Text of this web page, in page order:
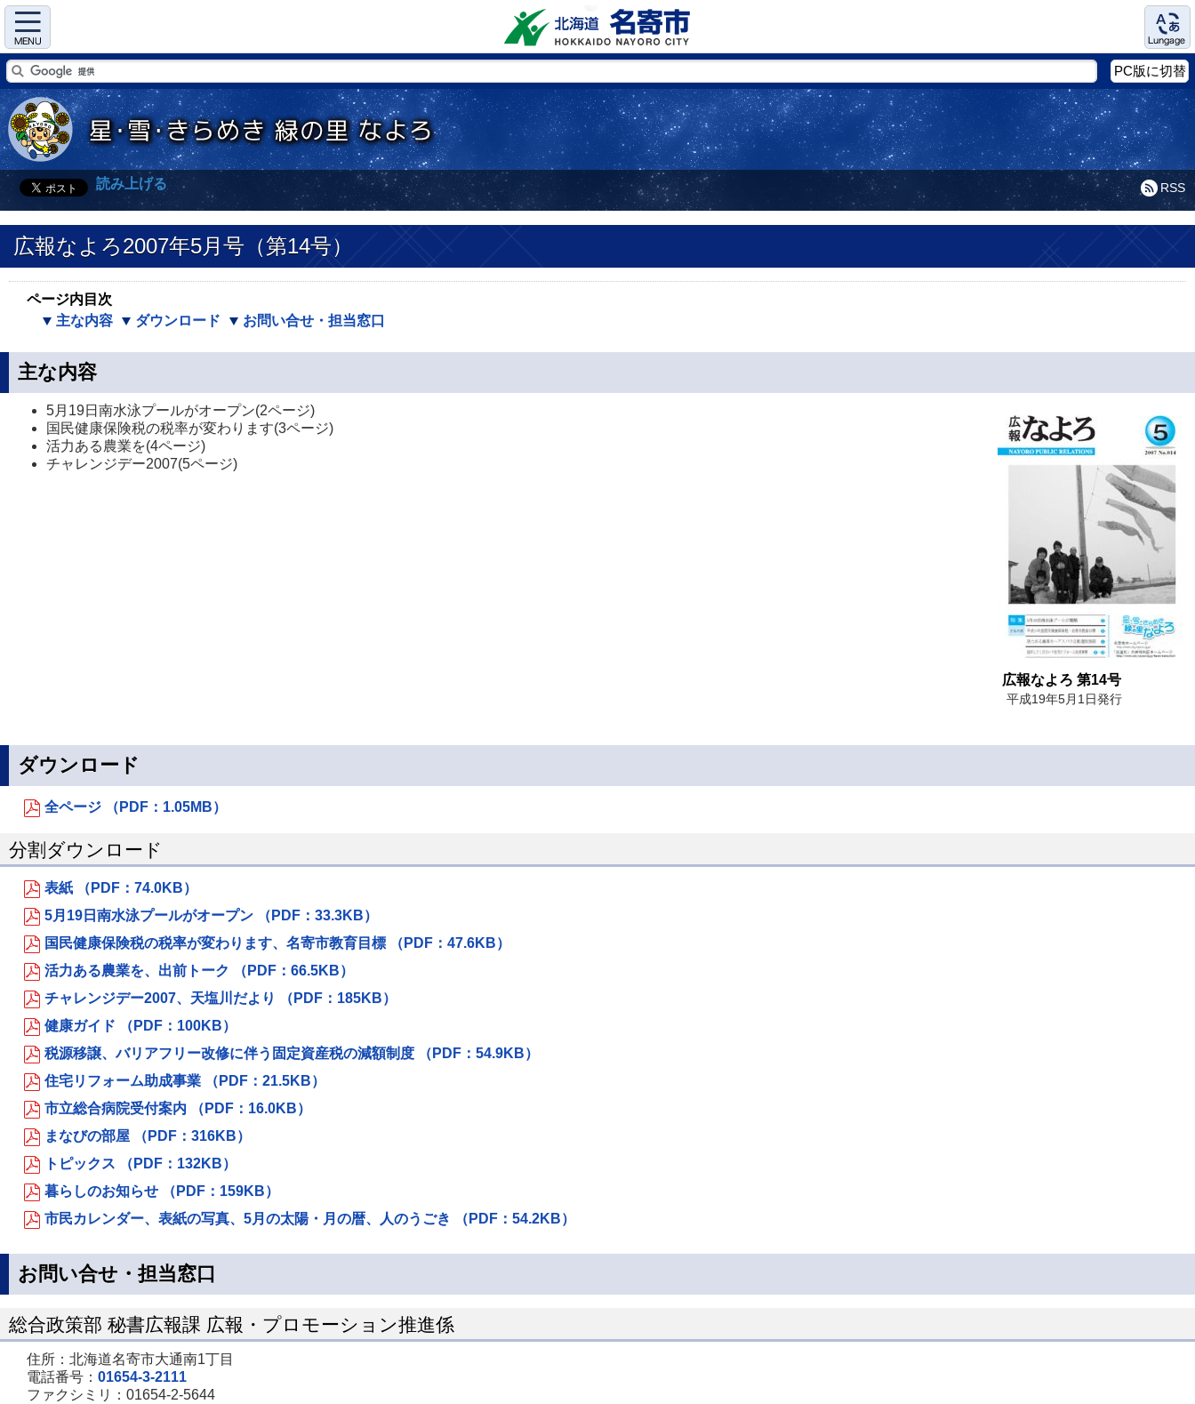
Menu Language
PC版に切替
RSS
読み上げる
広報なよろ2007年5月号（第14号）
ページ内目次
主な内容
ダウンロード お問い合せ・担当窓口
主な内容
広報なよろ 第14号
平成19年5月1日発行
5月19日南水泳プールがオープン(2ページ)
国民健康保険税の税率が変わります(3ページ)
活力ある農業を(4ページ)
チャレンジデー2007(5ページ)
ダウンロード
全ページ （PDF：1.05MB）
分割ダウンロード
表紙 （PDF：74.0KB）
5月19日南水泳プールがオープン （PDF：33.3KB）
国民健康保険税の税率が変わります、名寄市教育目標 （PDF：47.6KB）
活力ある農業を、出前トーク （PDF：66.5KB）
チャレンジデー2007、天塩川だより （PDF：185KB）
健康ガイド （PDF：100KB）
税源移譲、バリアフリー改修に伴う固定資産税の減額制度 （PDF：54.9KB）
住宅リフォーム助成事業 （PDF：21.5KB）
市立総合病院受付案内 （PDF：16.0KB）
まなびの部屋 （PDF：316KB）
トピックス （PDF：132KB）
暮らしのお知らせ （PDF：159KB）
市民カレンダー、表紙の写真、5月の太陽・月の暦、人のうごき （PDF：54.2KB）
お問い合せ・担当窓口
総合政策部 秘書広報課 広報・プロモーション推進係
住所：北海道名寄市大通南1丁目
電話番号： 01654-3-2111
ファクシミリ：01654-2-5644